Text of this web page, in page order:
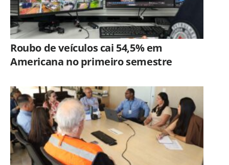
Roubo de veículos cai 54,5% em
Americana no primeiro semestre